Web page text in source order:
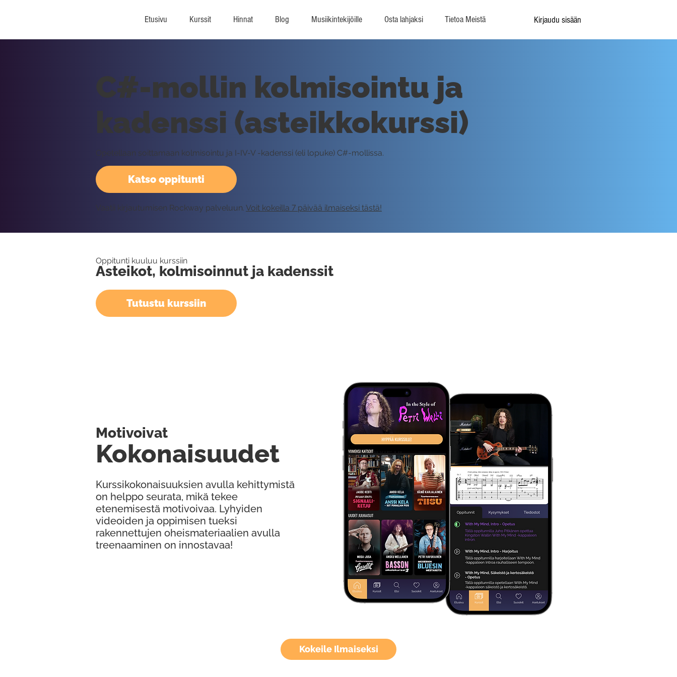
Etusivu Kurssit Hinnat Blog Musiikintekijöille Osta lahjaksi Tietoa Meistä Kirjaudu sisään
Kokeile Ilmaiseksi
Katso oppitunti
C#-mollin kolmisointu ja
kadenssi (asteikkokurssi)
Opetellaan soittamaan kolmisointu ja I-IV-V -kadenssi (eli lopuke) C#-mollissa.
Vaatii kirjautumisen Rockway palveluun. Voit kokeilla 7 päivää ilmaiseksi tästä!
Oppitunti kuuluu kurssiin
Asteikot, kolmisoinnut ja kadenssit
Tutustu kurssiin
Kurssikokonaisuuksien avulla kehittymistä
on helppo seurata, mikä tekee
etenemisestä motivoivaa. Lyhyiden
videoiden ja oppimisen tueksi
rakennettujen oheismateriaalien avulla
treenaaminen on innostavaa!
Kokonaisuudet
Motivoivat